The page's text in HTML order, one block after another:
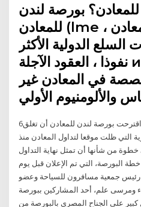
بورصة لندن
للمعادن (lme ، بورصة لندن للمعادن) -
الدولية الأكثر
نفوذا ، العقود الآجلة и خيارات صفقة.
في المعادن غير
والألومنيوم الأولي
6‏‏/6‏‏/1442 بعد الهجرة قبل يوم اقترحت بورصة لندن للمعادن أن تغلق
التي ظلت موقعا لتداول المعادن منذ
عام 1877، وهي خطوة من شأنها أن تمثل نهاية التداول
البورصة، التي تم الإعلان قبل يوم
رئيس جمعية مسافرون للسياحة وعضو
ومرسى علم، أحد المشاركين ببورصة
كبير على الجناح المصري بالبورصة من